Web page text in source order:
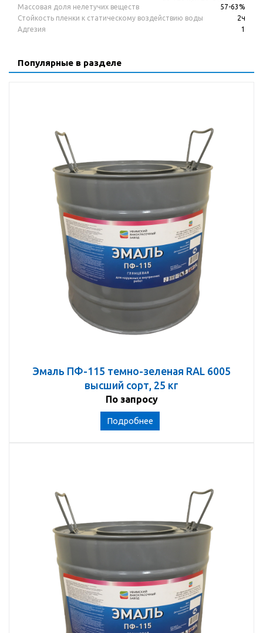
Массовая доля нелетучих веществ
57-63%
Стойкость пленки к статическому воздействию воды
2ч
Адгезия
1
Популярные в разделе
Эмаль ПФ-115 темно-зеленая RAL 6005
высший сорт, 25 кг
По запросу
Подробнее